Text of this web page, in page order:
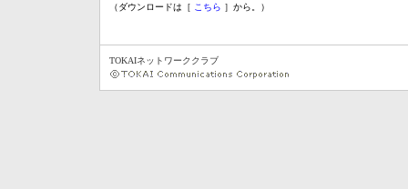
（ダウンロードは［ こちら ］から。）
TOKAIネットワーククラブ